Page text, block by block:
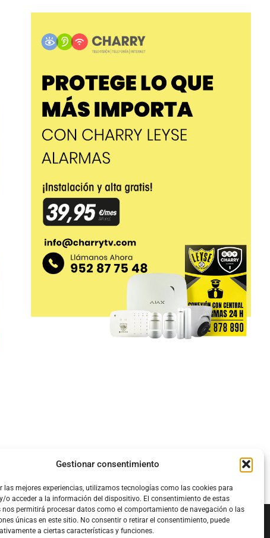
Gestionar consentimiento
las mejores experiencias, utilizamos tecnologías como las cookies para
o acceder a la información del dispositivo. El consentimiento de estas
nos permitirá procesar datos como el comportamiento de navegación o las
únicas en este sitio. No consentir o retirar el consentimiento, puede
a ciertas características y funciones.